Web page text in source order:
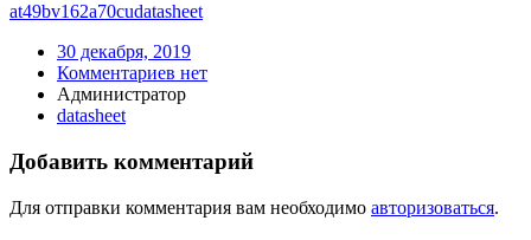
at49bv162a70cudatasheet
30 декабря, 2019
Комментариев нет
Администратор
datasheet
Добавить комментарий
Для отправки комментария вам необходимо авторизоваться.